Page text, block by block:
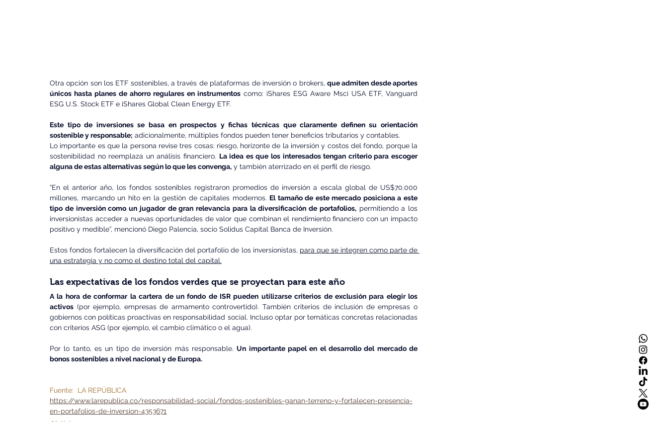
Otra opción son los ETF sostenibles, a través de plataformas de inversión o brokers, que admiten desde aportes
únicos hasta planes de ahorro regulares en instrumentos como: iShares ESG Aware Msci USA ETF, Vanguard
ESG U.S. Stock ETF e iShares Global Clean Energy ETF.
Este tipo de inversiones se basa en prospectos y fichas técnicas que claramente definen su orientación
sostenible y responsable; adicionalmente, múltiples fondos pueden tener beneficios tributarios y contables.
Lo importante es que la persona revise tres cosas: riesgo, horizonte de la inversión y costos del fondo, porque la
sostenibilidad no reemplaza un análisis financiero. La idea es que los interesados tengan criterio para escoger
alguna de estas alternativas según lo que les convenga, y también aterrizado en el perfil de riesgo.
“En el anterior año, los fondos sostenibles registraron promedios de inversión a escala global de US$70.000
millones, marcando un hito en la gestión de capitales modernos. El tamaño de este mercado posiciona a este
tipo de inversión como un jugador de gran relevancia para la diversificación de portafolios, permitiendo a los
inversionistas acceder a nuevas oportunidades de valor que combinan el rendimiento financiero con un impacto
positivo y medible”, mencionó Diego Palencia, socio Solidus Capital Banca de Inversión.
Estos fondos fortalecen la diversificación del portafolio de los inversionistas, para que se integren como parte de
una estrategia y no como el destino total del capital.
Las expectativas de los fondos verdes que se proyectan para este año
A la hora de conformar la cartera de un fondo de ISR pueden utilizarse criterios de exclusión para elegir los
activos (por ejemplo, empresas de armamento controvertido). También criterios de inclusión de empresas o
gobiernos con políticas proactivas en responsabilidad social. Incluso optar por temáticas concretas relacionadas
con criterios ASG (por ejemplo, el cambio climático o el agua).
Por lo tanto, es un tipo de inversión más responsable. Un importante papel en el desarrollo del mercado de
bonos sostenibles a nivel nacional y de Europa.
Fuente:  LA REPÚBLICA
https://www.larepublica.co/responsabilidad-social/fondos-sostenibles-ganan-terreno-y-fortalecen-presencia-
en-portafolios-de-inversion-4353671